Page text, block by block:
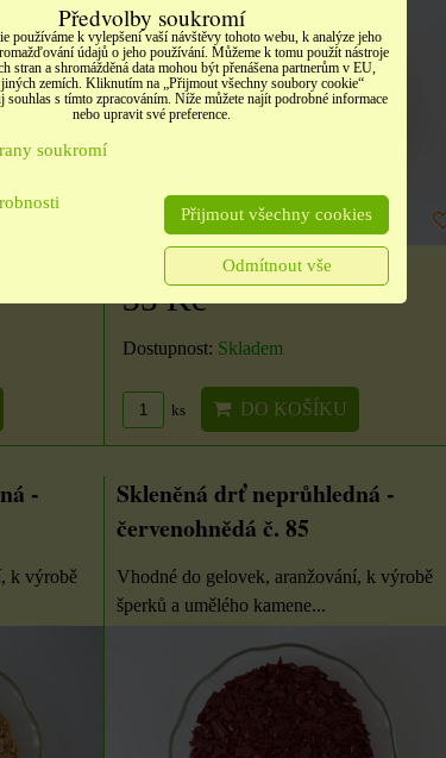
35 Kč
Dostupnost: Skladem
ks DO KOŠÍKU
-
k výrobě
Skleněná drť neprůhledná -
červenohnědá č. 85
Vhodné do gelovek, aranžování, k výrobě
šperků a umělého kamene...
třpitivé
písmena
rozbaleno
pro domácnost,
archy
Samolepky srdíčka
načatá
Předvolby soukromí
používáme k vylepšení vaší návštěvy tohoto webu, k analýze jeho
údajů o jeho používání. Můžeme k tomu použít nástroje
stran a shromážděná data mohou být přenášena partnerům v EU,
zemích. Kliknutím na „Přijmout všechny soubory cookie“
souhlas s tímto zpracováním. Níže můžete najít podrobné informace
nebo upravit své preference.
soukromí
Přijmout všechny cookies
Odmítnout vše